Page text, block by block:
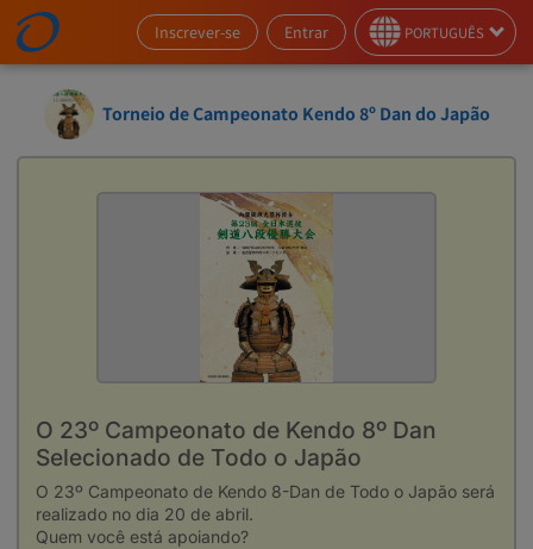
Inscrever-se Entrar PORTUGUÊS
Torneio de Campeonato Kendo 8º Dan do Japão
O 23º Campeonato de Kendo 8º Dan
Selecionado de Todo o Japão
O 23º Campeonato de Kendo 8-Dan de Todo o Japão será
realizado no dia 20 de abril.
Quem você está apoiando?